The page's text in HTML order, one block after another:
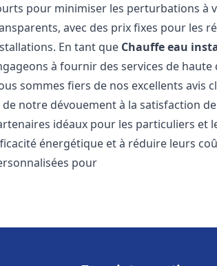
pour minimiser les perturbations à
avec des prix fixes pour les
En tant que Chauffe eau
à fournir des services de
sommes fiers de nos excellents
de notre dévouement à la satisfaction
idéaux pour les particuliers et
énergétique et à réduire leurs
pour